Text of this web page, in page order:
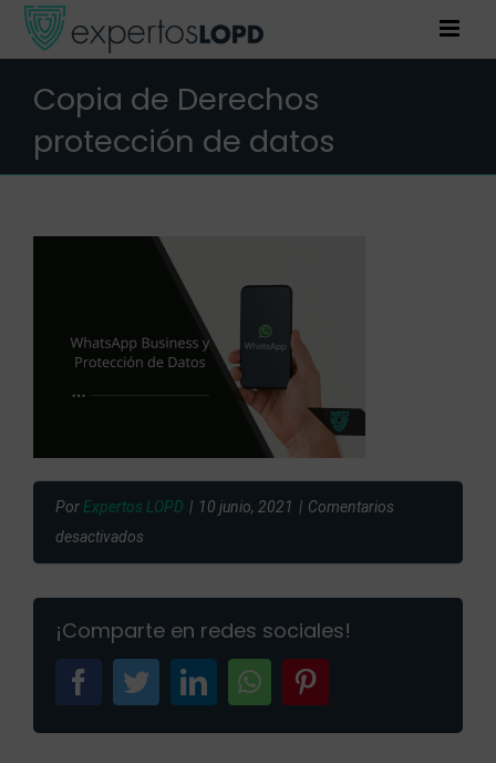
Saltar
Copia de Derechos
protección de datos
Por Expertos LOPD | 10 junio, 2021 | Comentarios
desactivados
Copia
de
Derechos
protección
de
¡Comparte en redes sociales!
facebook
twitterlinkedinwhatsapp